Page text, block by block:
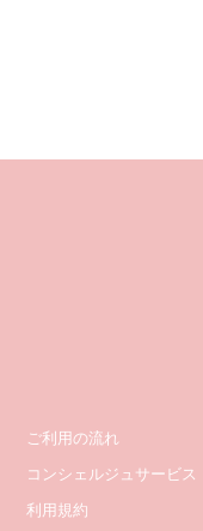
ご利用の流れ
コンシェルジュサービス
利用規約